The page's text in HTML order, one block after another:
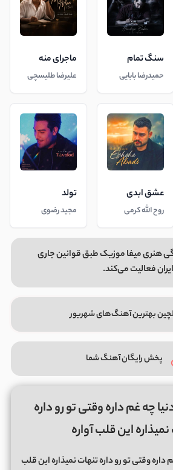
سنگ تمام
حمیدرضا بابایی
ماجرای منه
علیرضا طلیسچی
عشق ابدی
روح الله کرمی
تولد
مجید رضوی
هنری میفا موزیک طبق قوانین جاری
فعالیت می‌کند.
بهترین آهنگ‌های شهریور
پخش رایگان آهنگ شما
چه غم داره وقتی تو رو داره
این قلب آواره
وقتی تو رو داره تنهات نمیذاره این قلب